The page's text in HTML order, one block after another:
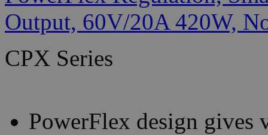
CPX Series
PowerFlex design gives